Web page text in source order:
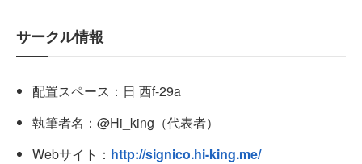
サークル情報
配置スペース：日 西f-29a
執筆者名：@Hi_king（代表者）
Webサイト： http://signico.hi-king.me/